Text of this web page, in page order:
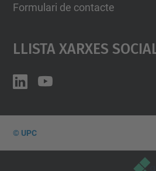
Formulari de contacte
Llista Xarxes
© UPC